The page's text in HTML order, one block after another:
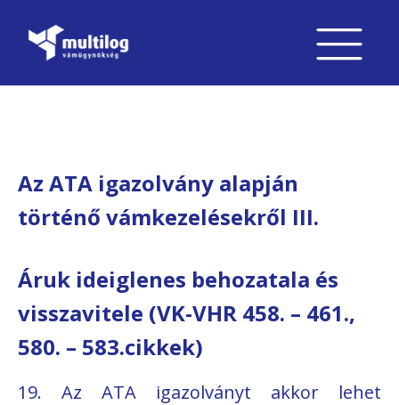
Az ATA igazolvány alapján
történő vámkezelésekről III.
Áruk ideiglenes behozatala és
visszavitele (VK-VHR 458. – 461.,
580. – 583.cikkek)
19. Az ATA igazolványt akkor lehet